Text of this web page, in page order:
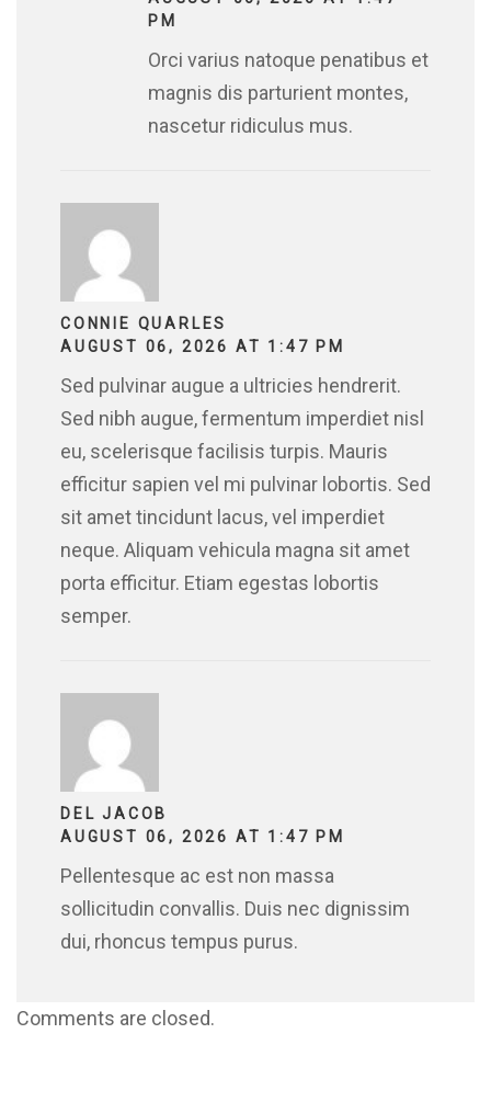
PM
Orci varius natoque penatibus et
magnis dis parturient montes,
nascetur ridiculus mus.
CONNIE QUARLES
AUGUST 06, 2026 AT 1:47 PM
Sed pulvinar augue a ultricies hendrerit.
Sed nibh augue, fermentum imperdiet nisl
eu, scelerisque facilisis turpis. Mauris
efficitur sapien vel mi pulvinar lobortis. Sed
sit amet tincidunt lacus, vel imperdiet
neque. Aliquam vehicula magna sit amet
porta efficitur. Etiam egestas lobortis
semper.
DEL JACOB
AUGUST 06, 2026 AT 1:47 PM
Pellentesque ac est non massa
sollicitudin convallis. Duis nec dignissim
dui, rhoncus tempus purus.
Comments are closed.